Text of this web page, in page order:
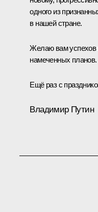
одного из
в нашей стране.
Желаю вам успехов
намеченных планов.
Ещё раз с
Владимир Путин